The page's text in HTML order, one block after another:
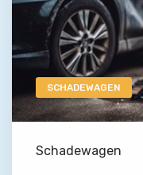
SCHADEWAGEN
Schadewagen